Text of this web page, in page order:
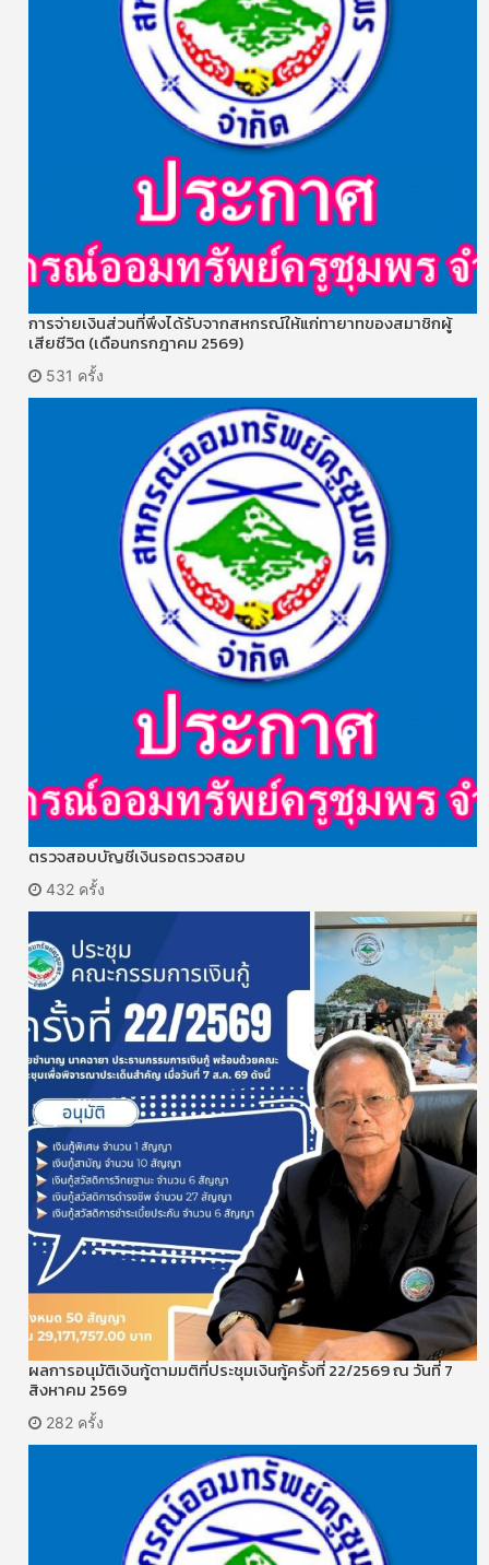
การจ่ายเงินส่วนที่พึงได้รับจากสหกรณ์ให้แก่ทายาทของสมาชิกผู้
เสียชีวิต (เดือนกรกฎาคม 2569)
531 ครั้ง
ตรวจสอบบัญชีเงินรอตรวจสอบ
432 ครั้ง
ผลการอนุมัติเงินกู้ตามมติที่ประชุมเงินกู้ครั้งที่ 22/2569 ณ วันที่ 7
สิงหาคม 2569
282 ครั้ง